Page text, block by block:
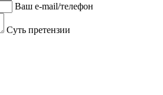
Ваш e-mail/телефон
Суть претензии